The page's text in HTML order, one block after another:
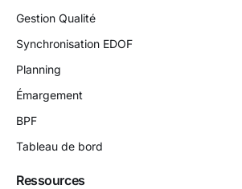
Gestion Qualité
Synchronisation EDOF
Planning
Émargement
BPF
Tableau de bord
Ressources